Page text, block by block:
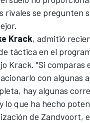
rivales se pregunten
Krack, admitió
táctica en el
Krack. "Si comparas
con algunas
hay algunas
lo que ha hecho
de Zandvoort,